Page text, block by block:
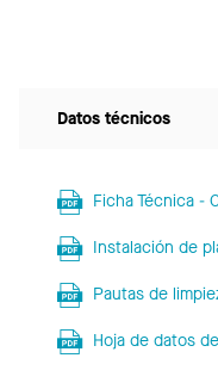
Datos técnicos
Ficha Técnica -
Instalación de
Pautas de
Hoja de datos